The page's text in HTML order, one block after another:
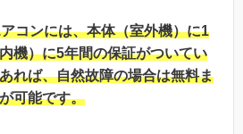
コンには、本体（室外機）に1
機）に5年間の保証がついてい
れば、自然故障の場合は無料ま
可能です。